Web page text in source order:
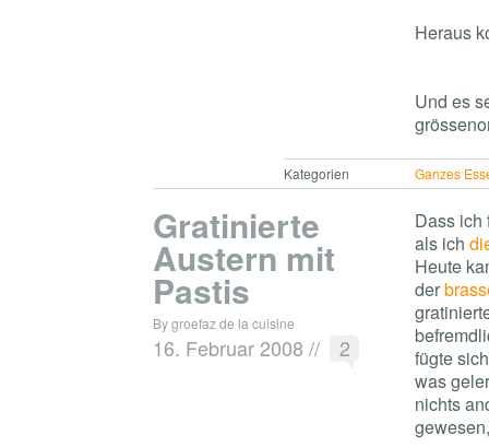
Heraus
Und es
Kategorien Ganzes
Gratinierte
Austern mit
Pastis
By groefaz de la cuisine
16. Februar 2008 // 2
Dass ich
als ich
Heute
der
fügte
was
nichts